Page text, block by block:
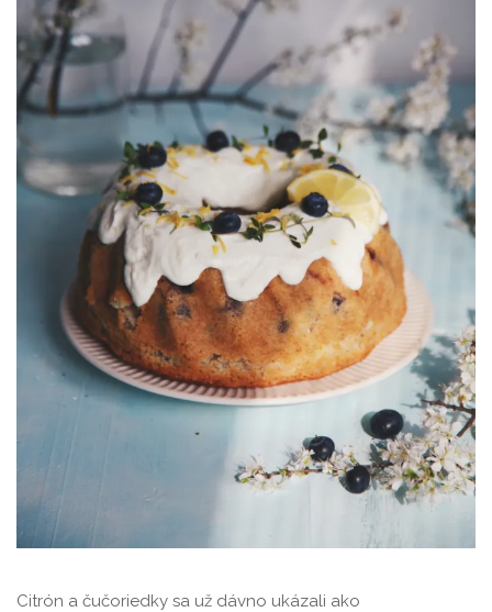
Citrón a čučoriedky sa už dávno ukázali ako